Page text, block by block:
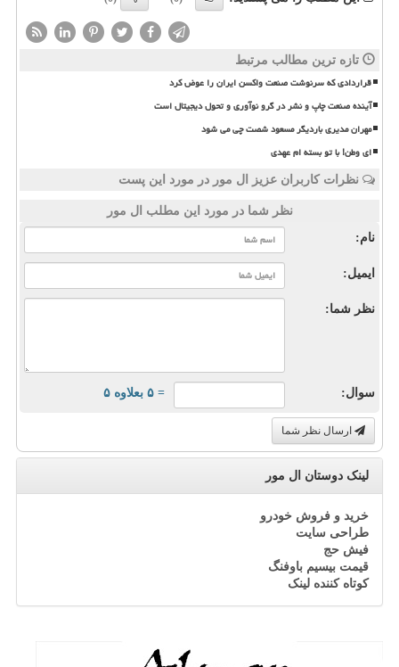
تازه ترین مطالب مرتبط
قراردادی که سرنوشت صنعت واکسن ایران را عوض کرد
آینده صنعت چاپ و نشر در گرو نوآوری و تحول دیجیتال است
مهران مدیری باردیگر مسعود شصت چی می شود
ای وطن! با تو بسته ام عهدی
نظرات کاربران عزیز ال مور در مورد این پست
نظر شما در مورد این مطلب ال مور
نام:
ایمیل:
نظر شما:
سوال: = ۵ بعلاوه ۵
ارسال نظر شما
لینک دوستان ال مور
خرید و فروش خودرو
طراحی سایت
فیش حج
قیمت بیسیم باوفنگ
کوتاه کننده لینک